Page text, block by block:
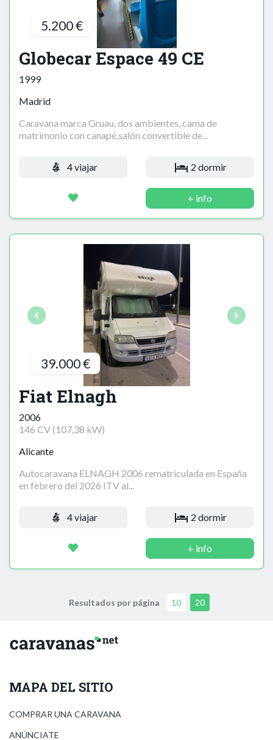
5.200 €
Globecar Espace 49 CE
1999
Madrid
Caravana marca Gruau, dos ambientes, cama de
matrimonio con canapé,salón convertible de...
4 viajar 2 dormir
+ info
39.000 €
Fiat Elnagh
2006
146 CV (107,38 kW)
Alicante
Autocaravana ELNAGH 2006 rematriculada en España
en febrero del 2026 ITV al...
4 viajar 2 dormir
+ info
Resultados por página 10 20
MAPA DEL SITIO
COMPRAR UNA CARAVANA
ANÚNCIATE